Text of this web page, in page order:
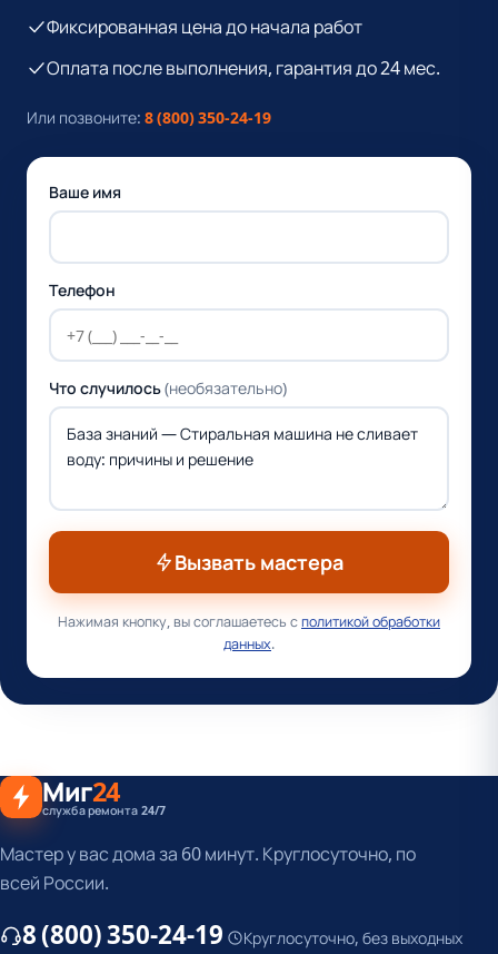
Фиксированная цена до начала работ
Оплата после выполнения, гарантия до 24 мес.
Или позвоните: 8 (800) 350-24-19
Ваше имя
Телефон
Что случилось(необязательно)
Вызвать мастера
Нажимая кнопку, вы соглашаетесь сполитикой обработки
данных.
Миг24
служба ремонта 24/7
Мастер у вас дома за 60 минут. Круглосуточно, по
всей России.
8 (800) 350-24-19 Круглосуточно, без выходных